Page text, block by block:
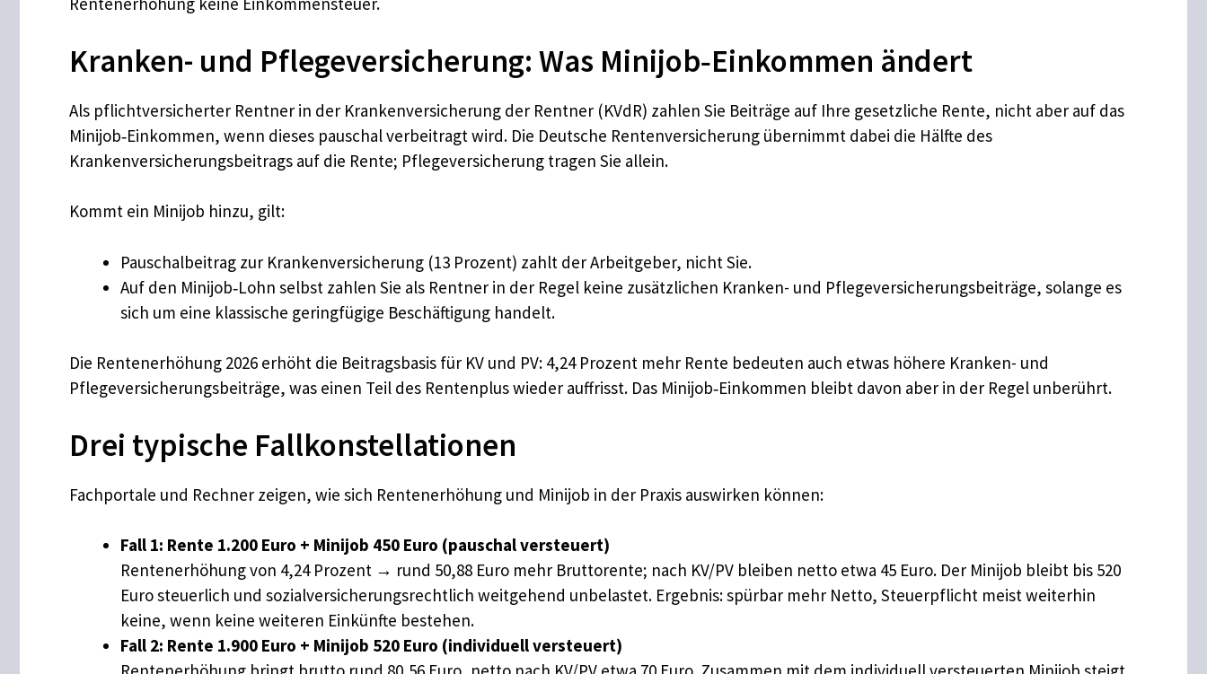
Kranken- und Pflegeversicherung: Was Minijob‐Einkommen ändert
Als pflichtversicherter Rentner in der Krankenversicherung der Rentner (KVdR) zahlen Sie Beiträge auf Ihre gesetzliche Rente, nicht aber auf das
Minijob‐Einkommen, wenn dieses pauschal verbeitragt wird. Die Deutsche Rentenversicherung übernimmt dabei die Hälfte des
Krankenversicherungsbeitrags auf die Rente; Pflegeversicherung tragen Sie allein.
Kommt ein Minijob hinzu, gilt:
Pauschalbeitrag zur Krankenversicherung (13 Prozent) zahlt der Arbeitgeber, nicht Sie.
Auf den Minijob‐Lohn selbst zahlen Sie als Rentner in der Regel keine zusätzlichen Kranken- und Pflegeversicherungsbeiträge, solange es
sich um eine klassische geringfügige Beschäftigung handelt.
Die Rentenerhöhung 2026 erhöht die Beitragsbasis für KV und PV: 4,24 Prozent mehr Rente bedeuten auch etwas höhere Kranken- und
Pflegeversicherungsbeiträge, was einen Teil des Rentenplus wieder auffrisst. Das Minijob‐Einkommen bleibt davon aber in der Regel unberührt.
Drei typische Fallkonstellationen
Fachportale und Rechner zeigen, wie sich Rentenerhöhung und Minijob in der Praxis auswirken können:
Fall 1: Rente 1.200 Euro + Minijob 450 Euro (pauschal versteuert)
Rentenerhöhung von 4,24 Prozent → rund 50,88 Euro mehr Bruttorente; nach KV/PV bleiben netto etwa 45 Euro. Der Minijob bleibt bis 520
Euro steuerlich und sozialversicherungsrechtlich weitgehend unbelastet. Ergebnis: spürbar mehr Netto, Steuerpflicht meist weiterhin
keine, wenn keine weiteren Einkünfte bestehen.
Fall 2: Rente 1.900 Euro + Minijob 520 Euro (individuell versteuert)